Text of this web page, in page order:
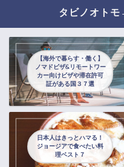
タビノオト
【海外で暮らす・働く】
ノマドビザ&リモートワー
カー向けビザや滞在許可
証がある国３７選
日本人はきっとハマる！
ジョージアで食べたい料
理ベスト７